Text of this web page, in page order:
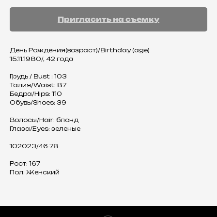
Пригласить на съемку
День Рождения(возраст)/Birthday (age)
15.11.1980/, 42 года
Грудь / Bust : 103
Талия/Waist: 87
Бедра/Hips: 110
Обувь/Shoes: 39
Волосы/Hair: блонд
Глаза/Eyes: зеленые
102023/46-78
Рост: 167
Пол: Женский